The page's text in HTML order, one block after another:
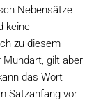
Nebensätze
keine
zu diesem
gilt aber
das Wort
Satzanfang vor